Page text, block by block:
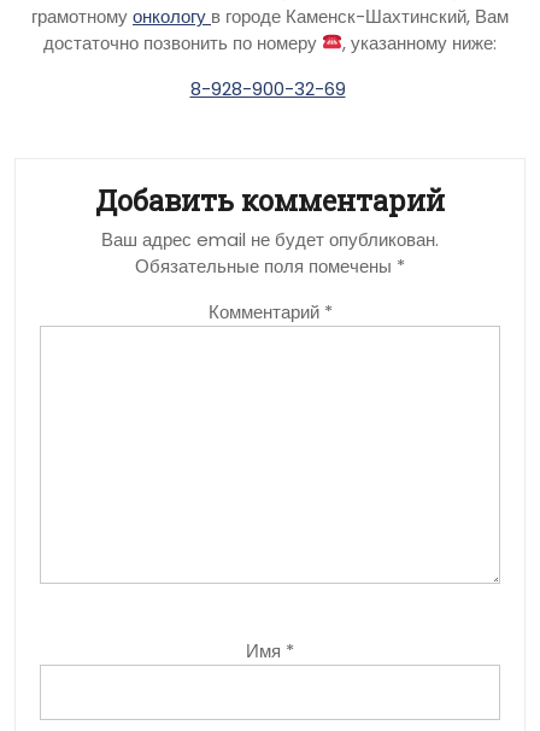
грамотномуонкологу в городе Каменск-Шахтинский, Вам
достаточно позвонить по номеру
, указанному ниже:
8-928-900-32-69
Добавить комментарий
Ваш адрес email не будет опубликован.
Обязательные поля помечены *
Комментарий *
Имя *